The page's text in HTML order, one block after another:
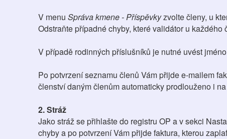
V menu Správa kmene - Příspěvkyzvolte členy, u
Odstraňte případné chyby, které validátor u každého
V případě rodinných příslušníků je nutné uvést
Po potvrzení seznamu členů Vám přijde e-mailem
členství daným členům automaticky prodlouženo i
2. Stráž
Jako stráž se přihlašte do registru OP a v sekci
chyby a po potvrzení Vám přijde faktura, kterou